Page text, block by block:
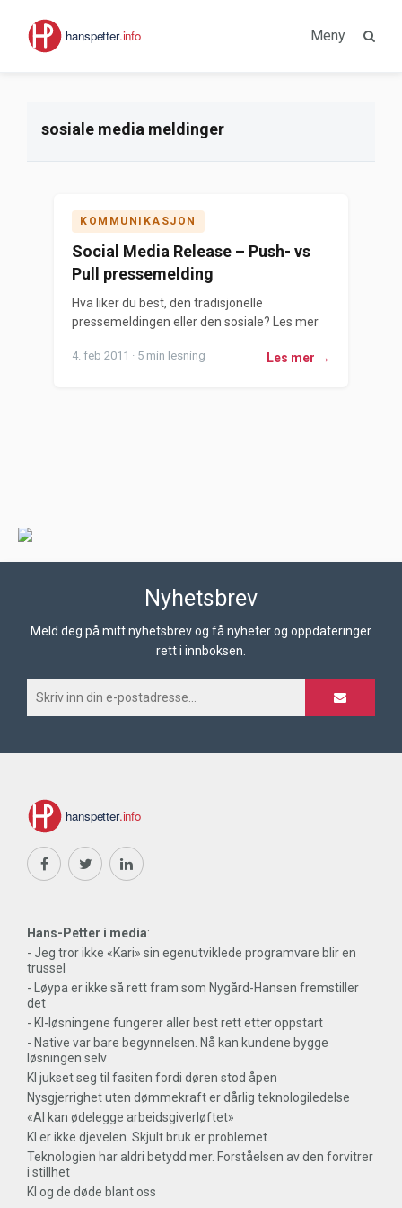
Meny
sosiale media meldinger
KOMMUNIKASJON
Social Media Release – Push- vs
Pull pressemelding
Hva liker du best, den tradisjonelle
pressemeldingen eller den sosiale? Les mer
4. feb 2011 · 5 min lesning Les mer →
Nyhetsbrev
Meld deg på mitt nyhetsbrev og få nyheter og oppdateringer
rett i innboksen.
Hans-Petter i media:
- Jeg tror ikke «Kari» sin egenutviklede programvare blir en
trussel
- Løypa er ikke så rett fram som Nygård-Hansen fremstiller
det
- KI-løsningene fungerer aller best rett etter oppstart
- Native var bare begynnelsen. Nå kan kundene bygge
løsningen selv
KI jukset seg til fasiten fordi døren stod åpen
Nysgjerrighet uten dømmekraft er dårlig teknologiledelse
«AI kan ødelegge arbeidsgiverløftet»
KI er ikke djevelen. Skjult bruk er problemet.
Teknologien har aldri betydd mer. Forståelsen av den forvitrer
i stillhet
KI og de døde blant oss